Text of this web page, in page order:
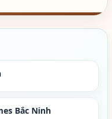
Bắc Ninh